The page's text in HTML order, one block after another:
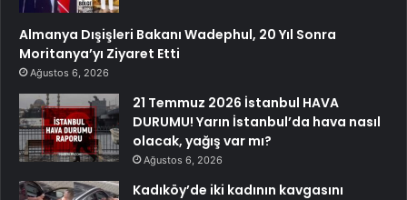
Almanya Dışişleri Bakanı Wadephul, 20 Yıl Sonra
Moritanya’yı Ziyaret Etti
Ağustos 6, 2026
21 Temmuz 2026 İstanbul HAVA
DURUMU! Yarın İstanbul’da hava nasıl
olacak, yağış var mı?
Ağustos 6, 2026
Kadıköy’de iki kadının kavgasını